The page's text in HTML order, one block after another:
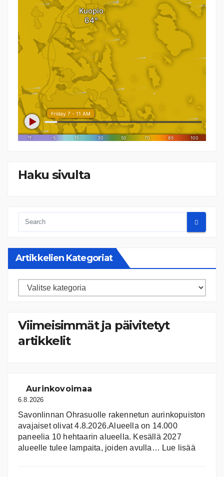
Haku sivulta
Artikkelien Kategoriat
Artikkelien
Viimeisimmät ja päivitetyt
artikkelit
Aurinkovoimaa
6.8.2026
Savonlinnan Ohrasuolle rakennetun aurinkopuiston
avajaiset olivat 4.8.2026.Alueella on 14.000
paneelia 10 hehtaarin alueella. Kesällä 2027
alueelle tulee lampaita, joiden avulla… Lue lisää: